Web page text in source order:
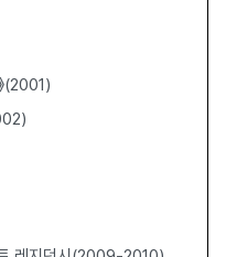
(2001)